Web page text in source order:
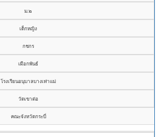
ม.๒
เด็กหญิง
กชกร
เผือกพันธ์
โรงเรียนอนุบาลบางเท่าแม่
วัดเขาต่อ
คณะจังหวัดกระบี่